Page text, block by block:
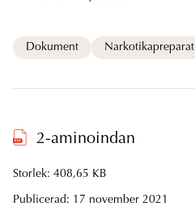
Dokument Narkotikapreparat
2-aminoindan
Storlek: 408,65 KB
Publicerad: 17 november 2021